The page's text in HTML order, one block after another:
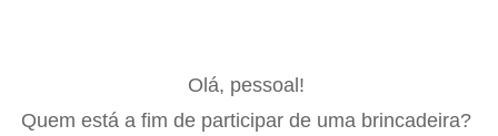
Olá, pessoal!
Quem está a fim de participar de uma brincadeira?